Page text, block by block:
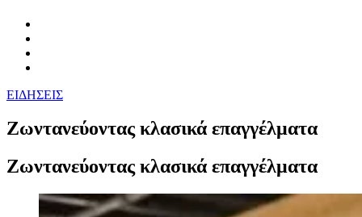
ΕΙΔΗΣΕΙΣ
Ζωντανεύοντας κλασικά επαγγέλματα
Ζωντανεύοντας κλασικά επαγγέλματα